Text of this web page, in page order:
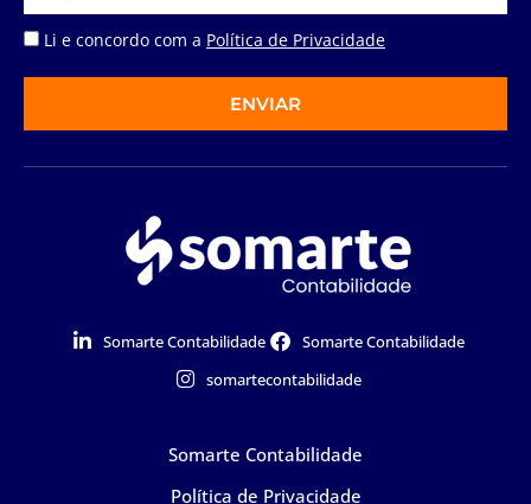
Li e concordo com a Política de Privacidade
ENVIAR
Somarte Contabilidade
Somarte Contabilidade
somartecontabilidade
Somarte Contabilidade
Política de Privacidade